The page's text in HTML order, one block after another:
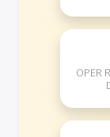
OPER